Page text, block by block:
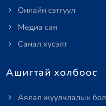
Онлайн сэтгүүл
Медиа сан
Санал хүсэлт
Ашигтай холбоос
Аялал жуулчлалын